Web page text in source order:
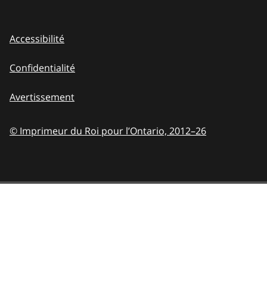
Accessibilité
Confidentialité
Avertissement
© Imprimeur du Roi pour l’Ontario, 2012–26